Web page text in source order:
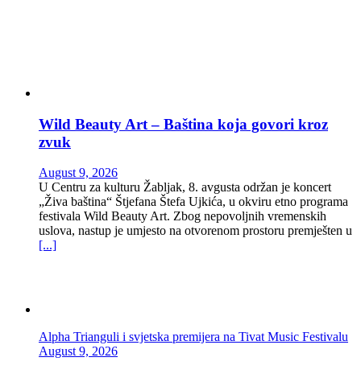
Wild Beauty Art – Baština koja govori kroz
zvuk
August 9, 2026
U Centru za kulturu Žabljak, 8. avgusta održan je koncert
„Živa baština“ Štjefana Štefa Ujkića, u okviru etno programa
festivala Wild Beauty Art. Zbog nepovoljnih vremenskih
uslova, nastup je umjesto na otvorenom prostoru premješten u
[...]
Alpha Trianguli i svjetska premijera na Tivat Music Festivalu
August 9, 2026